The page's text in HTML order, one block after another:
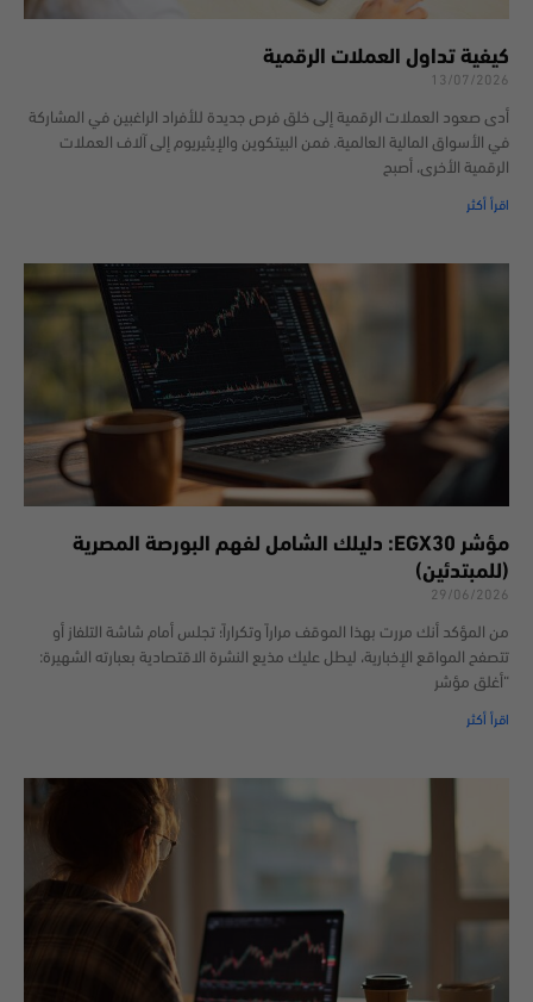
كيفية تداول العملات الرقمية
13/07/2026
أدى صعود العملات الرقمية إلى خلق فرص جديدة للأفراد الراغبين في المشاركة
في الأسواق المالية العالمية. فمن البيتكوين والإيثيريوم إلى آلاف العملات
الرقمية الأخرى، أصبح
اقرأ أكثر
مؤشر EGX30: دليلك الشامل لفهم البورصة المصرية
(للمبتدئين)
29/06/2026
من المؤكد أنك مررت بهذا الموقف مراراً وتكراراً؛ تجلس أمام شاشة التلفاز أو
تتصفح المواقع الإخبارية، ليطل عليك مذيع النشرة الاقتصادية بعبارته الشهيرة:
“أغلق مؤشر
اقرأ أكثر